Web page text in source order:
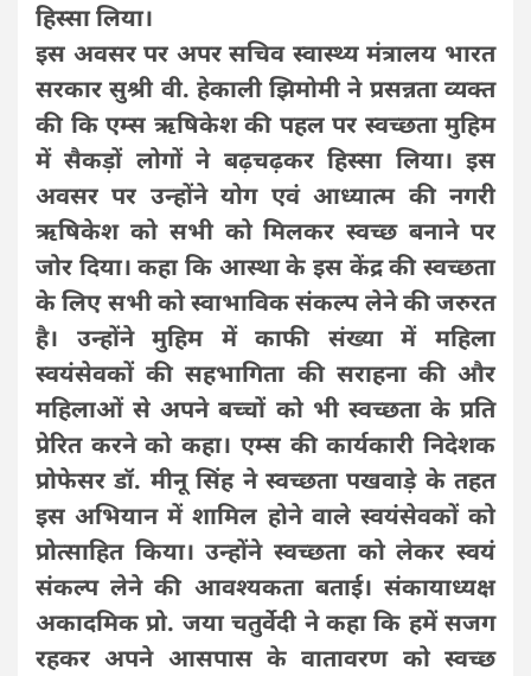
हिस्सा लिया।
इस अवसर पर अपर सचिव स्वास्थ्य मंत्रालय भारत
सरकार सुश्री वी. हेकाली झिमोमी ने प्रसन्नता व्यक्त
की कि एम्स ऋषिकेश की पहल पर स्वच्छता मुहिम
में सैकड़ों लोगों ने बढ़चढ़कर हिस्सा लिया। इस
अवसर पर उन्होंने योग एवं आध्यात्म की नगरी
ऋषिकेश को सभी को मिलकर स्वच्छ बनाने पर
जोर दिया। कहा कि आस्था के इस केंद्र की स्वच्छता
के लिए सभी को स्वाभाविक संकल्प लेने की जरुरत
है। उन्होंने मुहिम में काफी संख्या में महिला
स्वयंसेवकों की सहभागिता की सराहना की और
महिलाओं से अपने बच्चों को भी स्वच्छता के प्रति
प्रेरित करने को कहा। एम्स की कार्यकारी निदेशक
प्रोफेसर डॉ. मीनू सिंह ने स्वच्छता पखवाड़े के तहत
इस अभियान में शामिल होने वाले स्वयंसेवकों को
प्रोत्साहित किया। उन्होंने स्वच्छता को लेकर स्वयं
संकल्प लेने की आवश्यकता बताई। संकायाध्यक्ष
अकादमिक प्रो. जया चतुर्वेदी ने कहा कि हमें सजग
रहकर अपने आसपास के वातावरण को स्वच्छ